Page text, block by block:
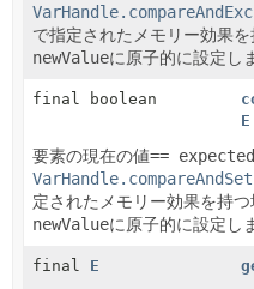
で指定されたメモリー効果
newValueに原子的に設定し
final boolean
E
要素の現在の値==
定されたメモリー効果を持つ
newValueに原子的に設定し
final E